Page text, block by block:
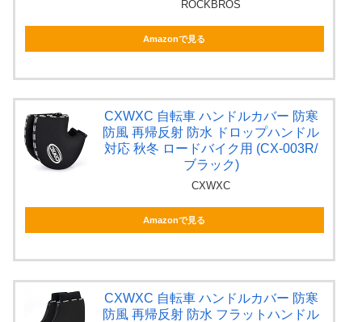
ROCKBROS
Amazonで見る
CXWXC 自転車 ハンドルカバー 防寒
防風 再帰反射 防水 ドロップハンドル
対応 秋冬 ロードバイク用 (CX-003R/
ブラック)
CXWXC
Amazonで見る
CXWXC 自転車 ハンドルカバー 防寒
防風 再帰反射 防水 フラットハンドル